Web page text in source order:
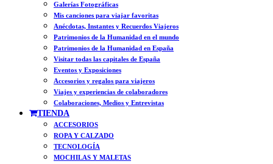
Galerías Fotográficas
Mis canciones para viajar favoritas
Anécdotas, Instantes y Recuerdos Viajeros
Patrimonios de la Humanidad en el mundo
Patrimonios de la Humanidad en España
Visitar todas las capitales de España
Eventos y Exposiciones
Accesorios y regalos para viajeros
Viajes y experiencias de colaboradores
Colaboraciones, Medios y Entrevistas
TIENDA
ACCESORIOS
ROPA Y CALZADO
TECNOLOGÍA
MOCHILAS Y MALETAS